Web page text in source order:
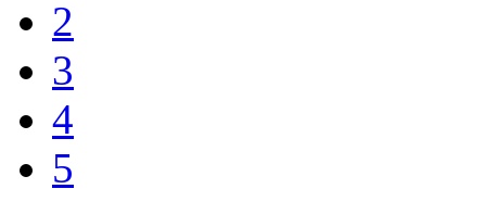
2
3
4
5